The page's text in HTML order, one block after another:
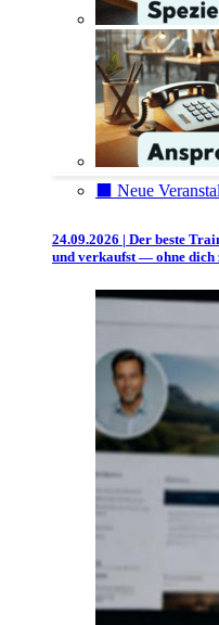
⬛️ Neue
24.09.2026 | Der beste
und verkaufst — ohne dich